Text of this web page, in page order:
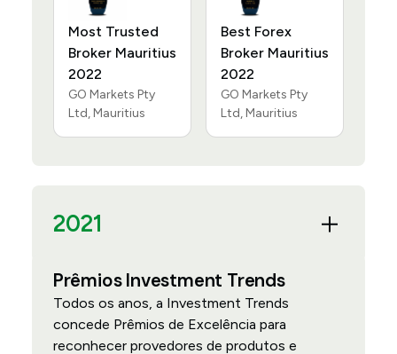
Most Trusted
Broker Mauritius
2022
GO Markets Pty
Ltd, Mauritius
Best Forex
Broker Mauritius
2022
GO Markets Pty
Ltd, Mauritius
2021
Prêmios Investment Trends
Todos os anos, a Investment Trends
concede Prêmios de Excelência para
reconhecer provedores de produtos e